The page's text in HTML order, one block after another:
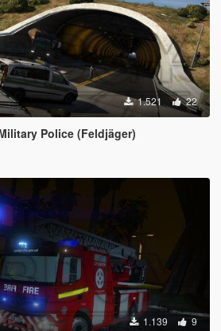
1.521 22
Police (Feldjäger)
1.139 9